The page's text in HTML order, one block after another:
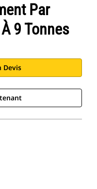
Par
9 Tonnes
Devis